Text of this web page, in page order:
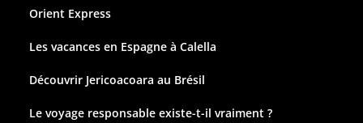
Orient Express
Les vacances en Espagne à Calella
Découvrir Jericoacoara au Brésil
Le voyage responsable existe-t-il vraiment ?